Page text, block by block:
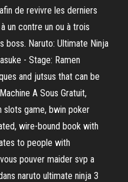
de revivre les derniers
un contre un ou à trois
boss. Naruto: Ultimate Ninja
- Stage: Ramen
and jutsus that can be
A Sous Gratuit,
slots game, bwin poker
wire-bound book with
to people with
pouver maider svp a
naruto ultimate ninja 3